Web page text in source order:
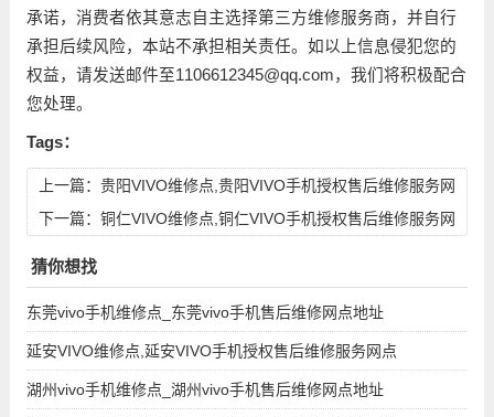
承诺，消费者依其意志自主选择第三方维修服务商，并自行
承担后续风险，本站不承担相关责任。如以上信息侵犯您的
权益，请发送邮件至1106612345@qq.com，我们将积极配合
您处理。
Tags：
上一篇： 贵阳VIVO维修点,贵阳VIVO手机授权售后维修服务网
点
下一篇： 铜仁VIVO维修点,铜仁VIVO手机授权售后维修服务网
猜你想找
东莞vivo手机维修点_东莞vivo手机售后维修网点地址
延安VIVO维修点,延安VIVO手机授权售后维修服务网点
湖州vivo手机维修点_湖州vivo手机售后维修网点地址